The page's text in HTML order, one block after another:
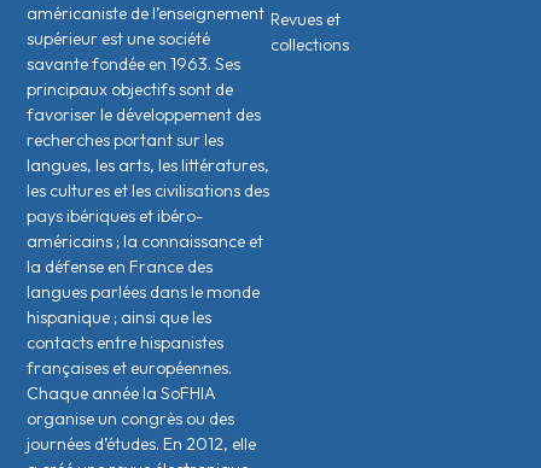
Revues et
collections
américaniste de l’enseignement
supérieur est une société
savante fondée en 1963. Ses
principaux objectifs sont de
favoriser le développement des
recherches portant sur les
langues, les arts, les littératures,
les cultures et les civilisations des
pays ibériques et ibéro-
américains ; la connaissance et
la défense en France des
langues parlées dans le monde
hispanique ; ainsi que les
contacts entre hispanistes
français·es et européen·nes.
Chaque année la SoFHIA
organise un congrès ou des
journées d’études. En 2012, elle